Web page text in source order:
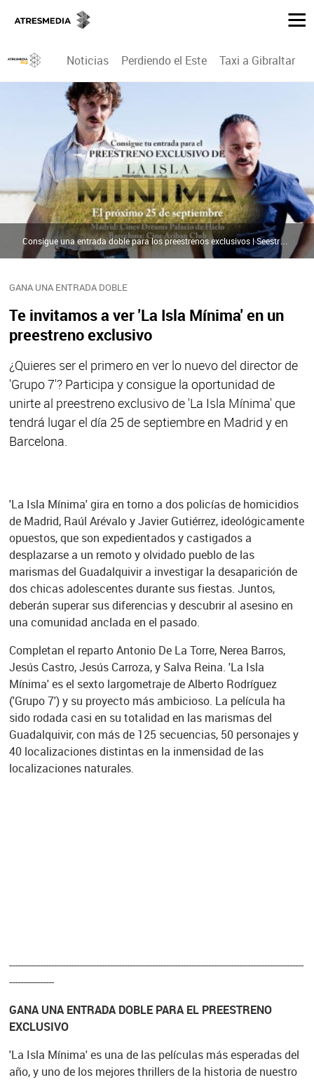
Noticias Perdiendo el Este Taxi a Gibraltar
GANA UNA ENTRADA DOBLE
Te invitamos a ver 'La Isla Mínima' en un
preestreno exclusivo
¿Quieres ser el primero en ver lo nuevo del director de
'Grupo 7'? Participa y consigue la oportunidad de
unirte al preestreno exclusivo de 'La Isla Mínima' que
tendrá lugar el día 25 de septiembre en Madrid y en
Barcelona.
Consigue una entrada doble para los preestrenos exclusivos | Seestrena.com
'La Isla Mínima' gira en torno a dos policías de homicidios
de Madrid, Raúl Arévalo y Javier Gutiérrez, ideológicamente
opuestos, que son expedientados y castigados a
desplazarse a un remoto y olvidado pueblo de las
marismas del Guadalquivir a investigar la desaparición de
dos chicas adolescentes durante sus fiestas. Juntos,
deberán superar sus diferencias y descubrir al asesino en
una comunidad anclada en el pasado.
Completan el reparto Antonio De La Torre, Nerea Barros,
Jesús Castro, Jesús Carroza, y Salva Reina. 'La Isla
Mínima' es el sexto largometraje de Alberto Rodríguez
('Grupo 7') y su proyecto más ambicioso. La película ha
sido rodada casi en su totalidad en las marismas del
Guadalquivir, con más de 125 secuencias, 50 personajes y
40 localizaciones distintas en la inmensidad de las
localizaciones naturales.
---------------------------------------------------------------------------------------------------------
----------------
GANA UNA ENTRADA DOBLE PARA EL PREESTRENO
EXCLUSIVO
'La Isla Mínima' es una de las películas más esperadas del
año, y uno de los mejores thrillers de la historia de nuestro